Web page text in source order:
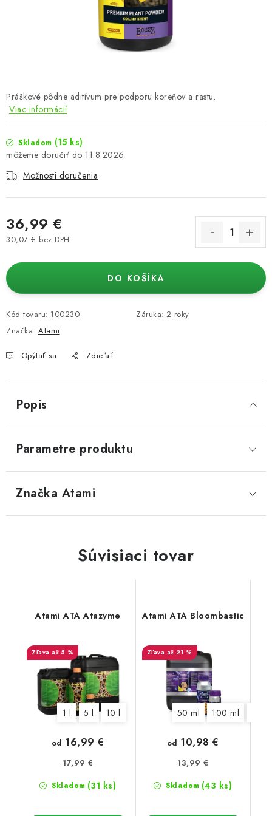
Podmienky o ochrane osobných údajov
Práškové pôdne aditívum pre podporu koreňov a rastu.
Viac informácií
Skladom (15 ks)
11.8.2026
Možnosti doručenia
36,99 €
30,07 € bez DPH
DO KOŠÍKA
Kód tovaru: 100230 Záruka: 2 roky
Značka: Atami
Opýtať sa Zdieľať
Popis
Parametre produktu
Značka Atami
Súvisiaci tovar
Atami ATA Atazyme
až 5 %
1 l 5 l 10 l
Skladom (31 ks)
od 16,99 €
17,99 €
Atami ATA Bloombastic
až 21 %
50 ml 100 ml
Skladom (43 ks)
od 10,98 €
13,99 €